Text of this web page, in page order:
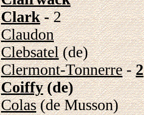
Clark-2
Claudon
Clebsatel(de)
Clermont-Tonnerre-2
Coiffy(de)
Colas(de Musson)